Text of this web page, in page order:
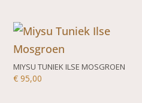
MIYSU TUNIEK ILSE MOSGROEN
€95,00